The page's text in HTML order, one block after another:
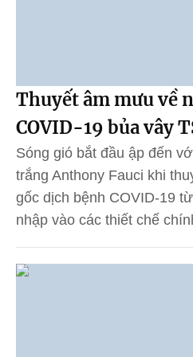
Thuyết âm mưu về
COVID-19 bủa vây
Sóng gió bắt đầu ập đến
trắng Anthony Fauci khi
gốc dịch bệnh COVID-19
nhập vào các thiết chế